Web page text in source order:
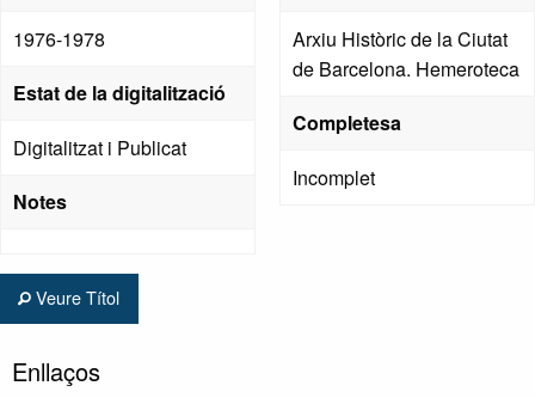
1976-1978
Estat de la digitalització
Digitalitzat i Publicat
Notes
Arxiu Històric de la Ciutat
de Barcelona. Hemeroteca
Completesa
Incomplet
Veure Títol
Enllaços